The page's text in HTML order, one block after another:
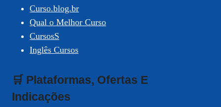
Curso.blog.br
Qual o Melhor Curso
CursosS
Inglês Cursos
🛒 Plataformas, Ofertas E
Indicações